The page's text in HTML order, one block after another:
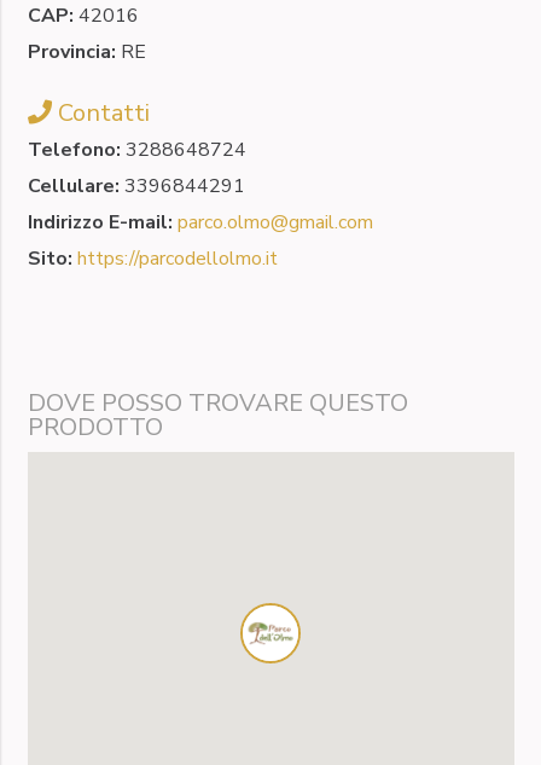
CAP: 42016
Provincia: RE
Contatti
Telefono: 3288648724
Cellulare: 3396844291
Indirizzo E-mail: parco.olmo@gmail.com
Sito: https://parcodellolmo.it
DOVE POSSO TROVARE QUESTO
PRODOTTO